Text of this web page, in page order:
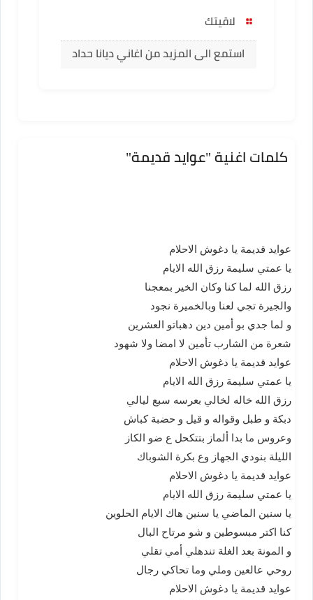
لاقيتك
استمع الى المزيد من اغاني ديانا حداد
كلمات اغنية "عوايد قديمة"
عوايد قديمة يا دغوش الاحلام
يا عمتي سليمة رزق الله الايام
رزق الله لما كنا وكان الخير بمعجنا
والجيرة تجي لعنا وبالخميرة نجود
و لما جدي بو أمين دين دهباتو العشرين
شعرة من الشارب تأمين لا امضا ولا شهود
عوايد قديمة يا دغوش الاحلام
يا عمتي سليمة رزق الله الايام
رزق الله خاله لخالي بعرسه سبع ليالي
دبكة و طبل وقواله و قيل و حضبة كباش
وعروس ما بدا ألماز بتتكحل ع ضو الكاز
الليلة بنودي الجهاز وع بكرة الشوباك
عوايد قديمة يا دغوش الاحلام
يا عمتي سليمة رزق الله الايام
يا سنين الماضي يا سنين هاك الايام الحلوين
كنا اكتر مبسوطين و شو مرتاح البال
و المونة بعد الغلة تندهلي أمي تقلي
روحي عالعين وملي وما تحاكي رجال
عوايد قديمة يا دغوش الاحلام